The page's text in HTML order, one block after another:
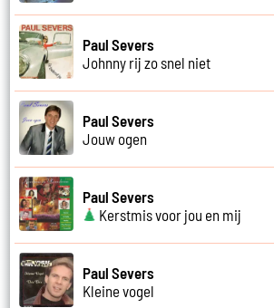
Paul Severs
Johnny rij zo snel niet
Paul Severs
Jouw ogen
Paul Severs
Kerstmis voor jou en mij
Paul Severs
Kleine vogel